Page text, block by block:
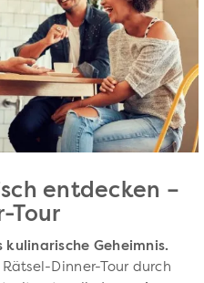
entdecken –
Tour
kulinarische Geheimnis.
Dinner-Tour durch